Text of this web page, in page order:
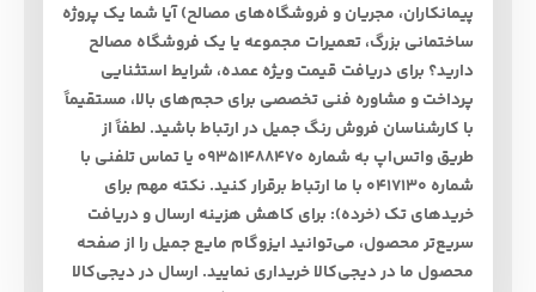
پیمانکاران، مجریان و فروشگاه‌های مصالح) آیا شما یک پروژه
ساختمانی بزرگ، تعمیرات مجموعه یا یک فروشگاه مصالح
دارید؟ برای دریافت قیمت ویژه عمده، شرایط استثنایی
پرداخت و مشاوره فنی تخصصی برای حجم‌های بالا، مستقیماً
با کارشناسان فروش رنگ جمیل در ارتباط باشید. لطفاً از
طریق واتس‌اپ به شماره 09351488470 یا تماس تلفنی با
شماره 0417130 با ما ارتباط برقرار کنید. نکته مهم برای
خریدهای تک (خرده): برای کاهش هزینه ارسال و دریافت
سریع‌تر محصول، می‌توانید ایزوگام مایع جمیل را از صفحه
محصول ما در دیجی‌کالا خریداری نمایید. ارسال در دیجی‌کالا